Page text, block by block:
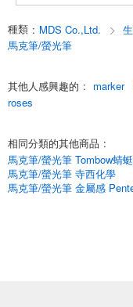
種類 : MDS Co.,Ltd.
馬克筆/螢光筆
其他人感興趣的 : marker
roses
相同分類的其他商品 :
馬克筆/螢光筆 Tombow蜻
馬克筆/螢光筆 寺西化學
馬克筆/螢光筆 金屬感